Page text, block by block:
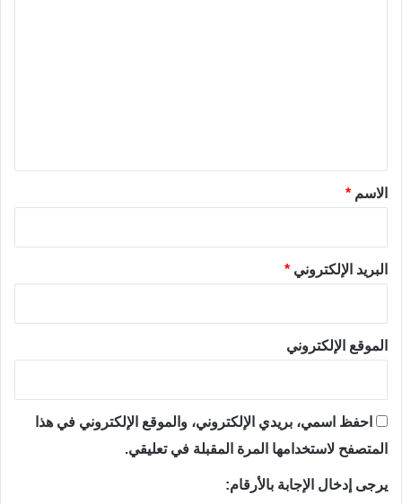
*الاسم *
البريد الإلكتروني *
الموقع الإلكتروني
احفظ اسمي، بريدي الإلكتروني، والموقع الإلكتروني في هذا
المتصفح لاستخدامها المرة المقبلة في تعليقي.
يرجى إدخال الإجابة بالأرقام: